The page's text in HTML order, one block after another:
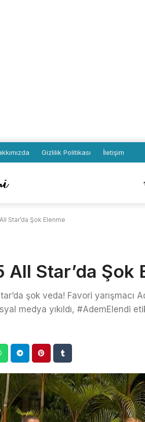
Gizlilik Politikası İletişim
Star’da Şok Elenme
Star’da Şok
şok veda! Favori yarışmacı
medya yıkıldı, #AdemElendi